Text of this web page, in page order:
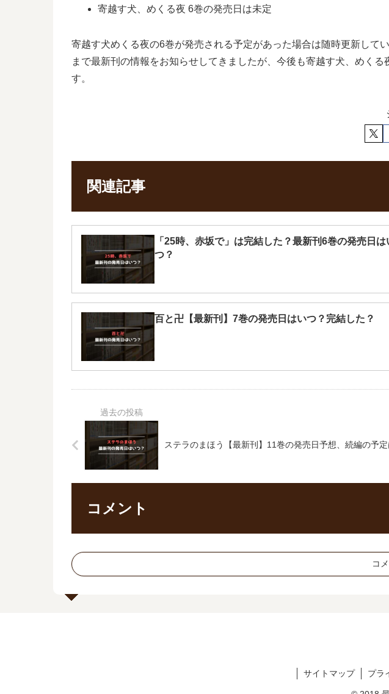
寄越す犬、めくる夜 6巻の発売日は未定
寄越す犬めくる夜の6巻が発売される予定があった場合は随時更新して
まで最新刊の情報をお知らせしてきましたが、今後も寄越す犬、めく
す。
関連記事
「25時、赤坂で」は完結した？最新刊6巻の発売日は
つ？
百と卍【最新刊】7巻の発売日はいつ？完結した？
ステラのまほう【最新刊】11巻の発売日予想、続編の予定
コメント
コ
サイトマップ プラ